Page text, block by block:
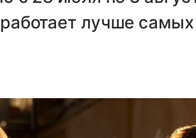
лучше